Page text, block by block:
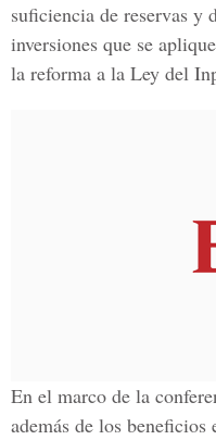
suficiencia de reservas y
inversiones que se
la reforma a la Ley del
En el marco de la
además de los